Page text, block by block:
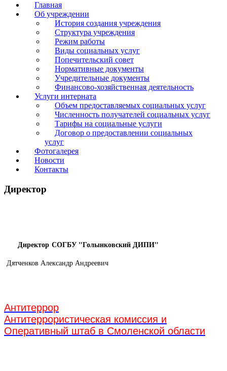
Главная
Об учреждении
История создания учреждения
Структура учреждения
Режим работы
Виды социальных услуг
Попечительский совет
Нормативные документы
Учредительные документы
Финансово-хозяйственная деятельность
Услуги интерната
Объем предоставляемых социальных услуг
Численность получателей социальных услуг
Тарифы на социальные услуги
Договор о предоставлении социальных
услуг
Фотогалерея
Новости
Контакты
Директор
Директор СОГБУ "Голынковский ДИПИ"
Дятченков Александр Андреевич
Антитеррор
Антитеррористическая комиссия и
Оперативный штаб в Смоленской области